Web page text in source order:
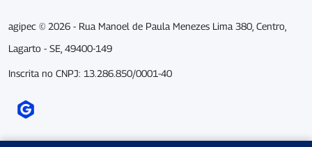
agipec © 2026 - Rua Manoel de Paula Menezes Lima 380, Centro,
Lagarto - SE, 49400-149
Inscrita no CNPJ: 13.286.850/0001-40